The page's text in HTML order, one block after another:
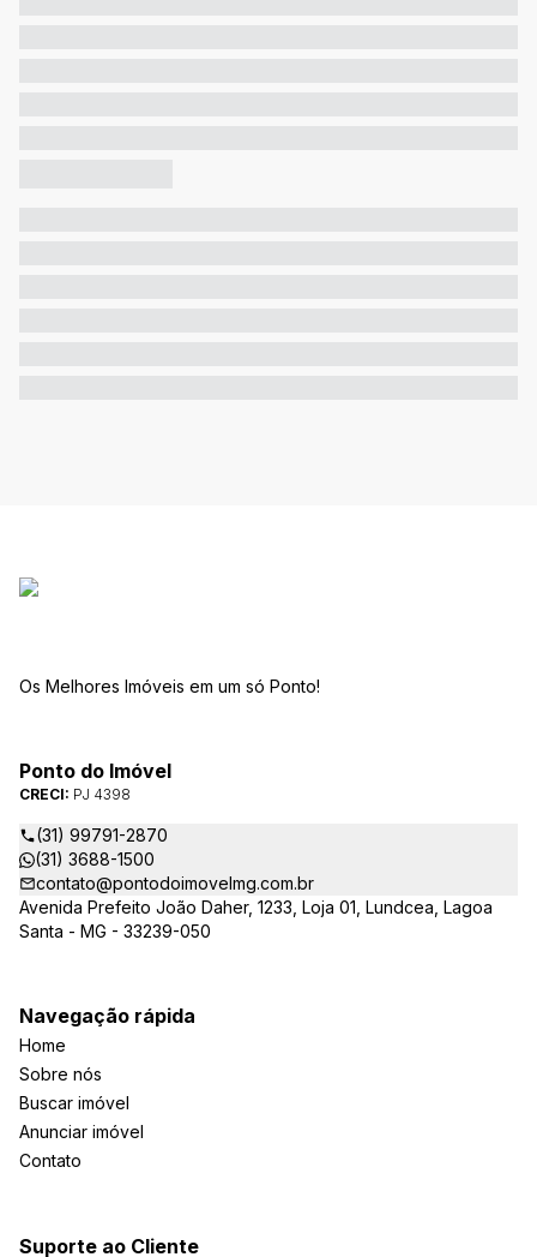
Os Melhores Imóveis em um só Ponto!
Ponto do Imóvel
CRECI: PJ 4398
(31) 99791-2870
(31) 3688-1500
contato@pontodoimovelmg.com.br
Avenida Prefeito João Daher, 1233, Loja 01, Lundcea, Lagoa
Santa - MG - 33239-050
Navegação rápida
Home
Sobre nós
Buscar imóvel
Anunciar imóvel
Contato
Suporte ao Cliente